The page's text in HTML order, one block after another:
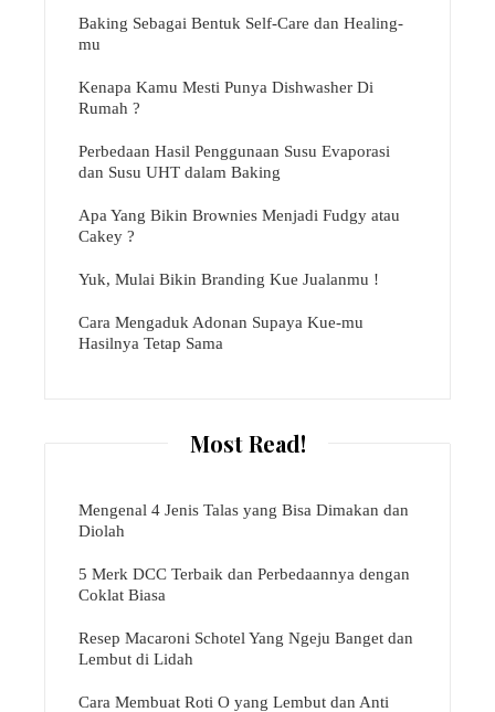
Baking Sebagai Bentuk Self-Care dan Healing-
mu
Kenapa Kamu Mesti Punya Dishwasher Di
Rumah ?
Perbedaan Hasil Penggunaan Susu Evaporasi
dan Susu UHT dalam Baking
Apa Yang Bikin Brownies Menjadi Fudgy atau
Cakey ?
Yuk, Mulai Bikin Branding Kue Jualanmu !
Cara Mengaduk Adonan Supaya Kue-mu
Hasilnya Tetap Sama
Most Read!
Mengenal 4 Jenis Talas yang Bisa Dimakan dan
Diolah
5 Merk DCC Terbaik dan Perbedaannya dengan
Coklat Biasa
Resep Macaroni Schotel Yang Ngeju Banget dan
Lembut di Lidah
Cara Membuat Roti O yang Lembut dan Anti